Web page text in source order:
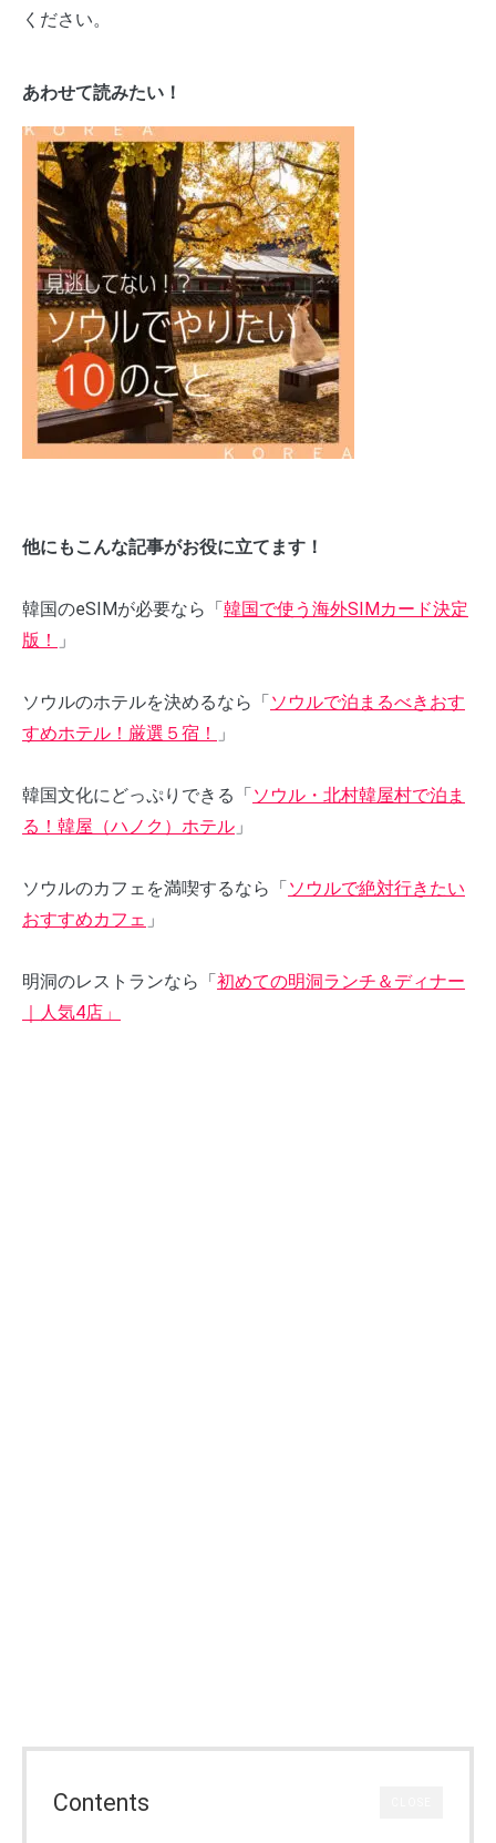
ください。
あわせて読みたい！
他にもこんな記事がお役に立てます！
韓国のeSIMが必要なら「韓国で使う海外SIMカード決定
版！
」
ソウルのホテルを決めるなら「ソウルで泊まるべきおす
すめホテル！厳選５宿！
」
韓国文化にどっぷりできる「ソウル・北村韓屋村で泊ま
る！韓屋（ハノク）ホテル 」
ソウルのカフェを満喫するなら「ソウルで絶対行きたい
おすすめカフェ 」
明洞のレストランなら「初めての明洞ランチ＆ディナー
｜人気4店」
Contents